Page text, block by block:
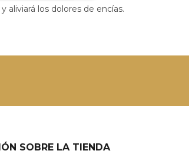
aliviará los dolores de encías.
SOBRE LA TIENDA